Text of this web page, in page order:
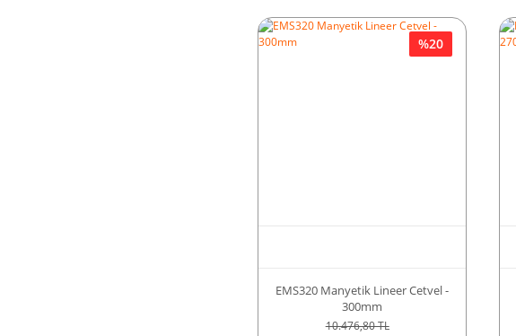
EMS320 Manyetik Lineer Cetvel -
300mm
10.476,80 TL
%20